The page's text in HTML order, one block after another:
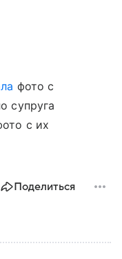
фото с
супруга
с их
Поделиться